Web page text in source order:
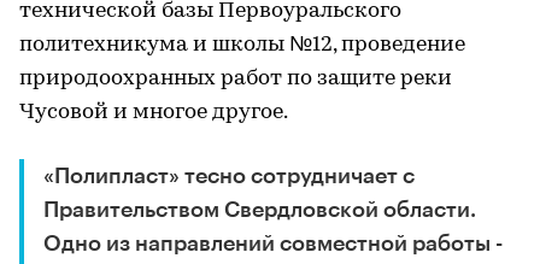
технической базы Первоуральского
политехникума и школы №12, проведение
природоохранных работ по защите реки
Чусовой и многое другое.
«Полипласт» тесно сотрудничает с
Правительством Свердловской области.
Одно из направлений совместной работы -